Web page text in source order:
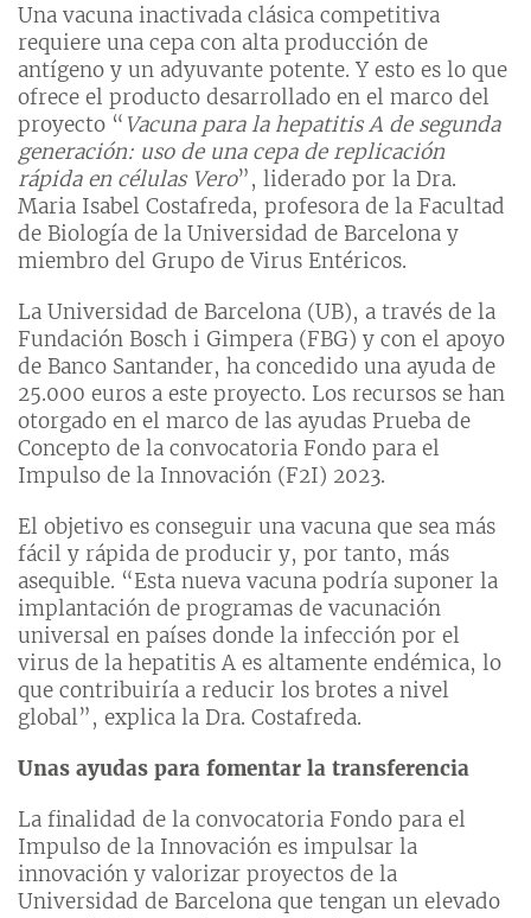
Una vacuna inactivada clásica competitiva
requiere una cepa con alta producción de
antígeno y un adyuvante potente. Y esto es lo que
ofrece el producto desarrollado en el marco del
proyecto “ Vacuna para la hepatitis A de segunda
generación: uso de una cepa de replicación
rápida en células Vero”, liderado por la Dra.
Maria Isabel Costafreda, profesora de la Facultad
de Biología de la Universidad de Barcelona y
miembro del Grupo de Virus Entéricos.
La Universidad de Barcelona (UB), a través de la
Fundación Bosch i Gimpera (FBG) y con el apoyo
de Banco Santander, ha concedido una ayuda de
25.000 euros a este proyecto. Los recursos se han
otorgado en el marco de las ayudas Prueba de
Concepto de la convocatoria Fondo para el
Impulso de la Innovación (F2I) 2023.
El objetivo es conseguir una vacuna que sea más
fácil y rápida de producir y, por tanto, más
asequible. “Esta nueva vacuna podría suponer la
implantación de programas de vacunación
universal en países donde la infección por el
virus de la hepatitis A es altamente endémica, lo
que contribuiría a reducir los brotes a nivel
global”, explica la Dra. Costafreda.
Unas ayudas para fomentar la transferencia
La finalidad de la convocatoria Fondo para el
Impulso de la Innovación es impulsar la
innovación y valorizar proyectos de la
Universidad de Barcelona que tengan un elevado